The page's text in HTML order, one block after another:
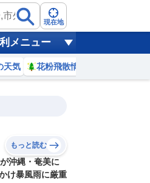
現在地
メニュー
天気 花粉飛散情報
9 10
もっと読む
沖縄・奄美に
け暴風雨に厳重